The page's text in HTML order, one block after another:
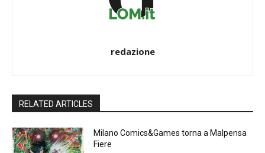
redazione
RELATED ARTICLES
Milano Comics&Games torna a Malpensa
Fiere